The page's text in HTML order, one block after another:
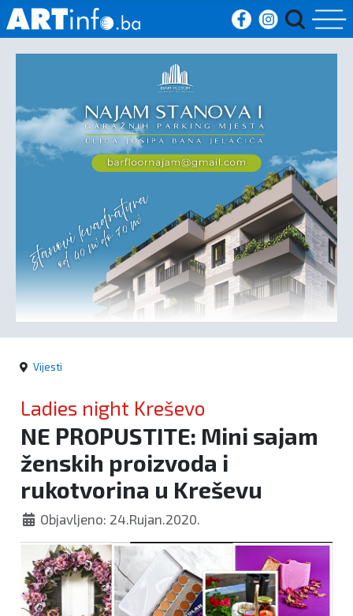
Vijesti
Sport
Crna
kronika
Politika
Vijesti
Ladies night Kreševo
NE PROPUSTITE: Mini sajam
ženskih proizvoda i
rukotvorina u Kreševu
Objavljeno: 24.Rujan.2020.